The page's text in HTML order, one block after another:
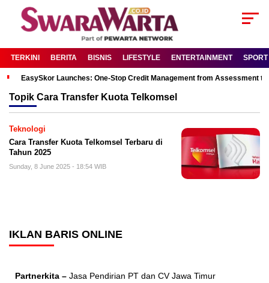
TERKINI BERITA BISNIS LIFESTYLE ENTERTAINMENT SPORT
EasySkor Launches: One-Stop Credit Management from Assessment
Topik Cara Transfer Kuota Telkomsel
Teknologi
Cara Transfer Kuota Telkomsel Terbaru di
Tahun 2025
Sunday, 8 June 2025 - 18:54 WIB
IKLAN BARIS ONLINE
Partnerkita – Jasa Pendirian PT dan CV Jawa Timur